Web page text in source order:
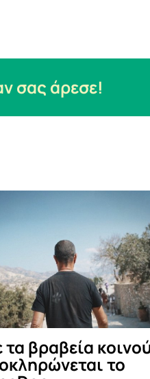
σας άρεσε!
Χαϊδεμένος –
Beam: Καμπάνια